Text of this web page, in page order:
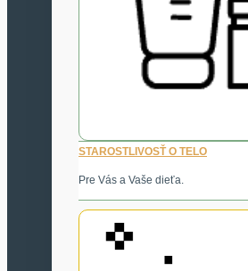
STAROSTLIVOSŤ O TELO
Pre Vás a Vaše dieťa.